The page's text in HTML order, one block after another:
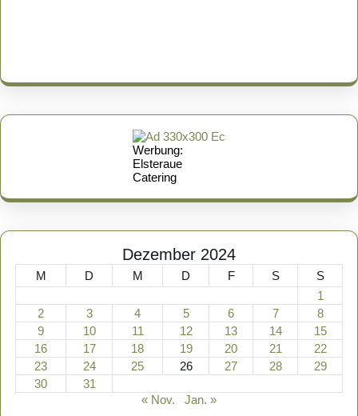
Werbung:
Elsteraue
Catering
Dezember 2024
M D M D F S
S
1
2
3 4 5 6 7
8
9
10 11 12 13 14
15
16
17 18 19 20 21
22
23
24 25 26 27 28
29
30
31
« Nov.
Jan. »